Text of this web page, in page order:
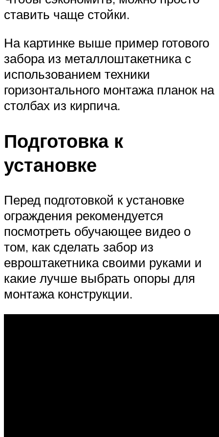
ставить чаще стойки.
На картинке выше пример готового
забора из металлоштакетника с
использованием техники
горизонтального монтажа планок на
столбах из кирпича.
Подготовка к
установке
Перед подготовкой к установке
ограждения рекомендуется
посмотреть обучающее видео о
том, как сделать забор из
евроштакетника своими руками и
какие лучше выбрать опоры для
монтажа конструкции.